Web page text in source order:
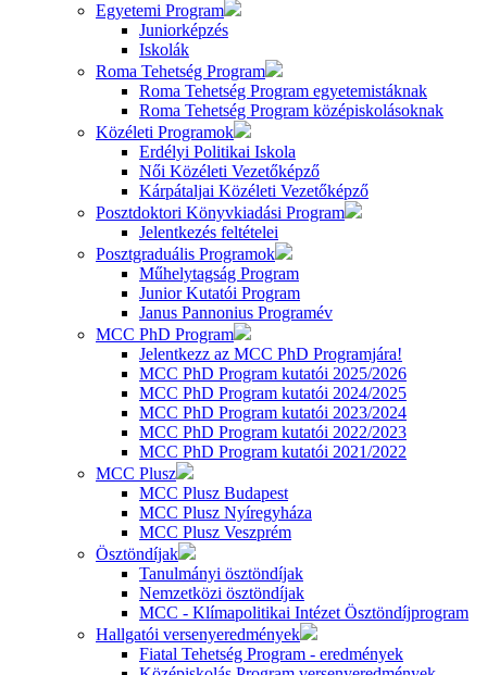
Egyetemi Program
Juniorképzés
Iskolák
Roma Tehetség Program
Roma Tehetség Program egyetemistáknak
Roma Tehetség Program középiskolásoknak
Közéleti Programok
Erdélyi Politikai Iskola
Női Közéleti Vezetőképző
Kárpátaljai Közéleti Vezetőképző
Posztdoktori Könyvkiadási Program
Jelentkezés feltételei
Posztgraduális Programok
Műhelytagság Program
Junior Kutatói Program
Janus Pannonius Programév
MCC PhD Program
Jelentkezz az MCC PhD Programjára!
MCC PhD Program kutatói 2025/2026
MCC PhD Program kutatói 2024/2025
MCC PhD Program kutatói 2023/2024
MCC PhD Program kutatói 2022/2023
MCC PhD Program kutatói 2021/2022
MCC Plusz
MCC Plusz Budapest
MCC Plusz Nyíregyháza
MCC Plusz Veszprém
Ösztöndíjak
Tanulmányi ösztöndíjak
Nemzetközi ösztöndíjak
MCC - Klímapolitikai Intézet Ösztöndíjprogram
Hallgatói versenyeredmények
Fiatal Tehetség Program - eredmények